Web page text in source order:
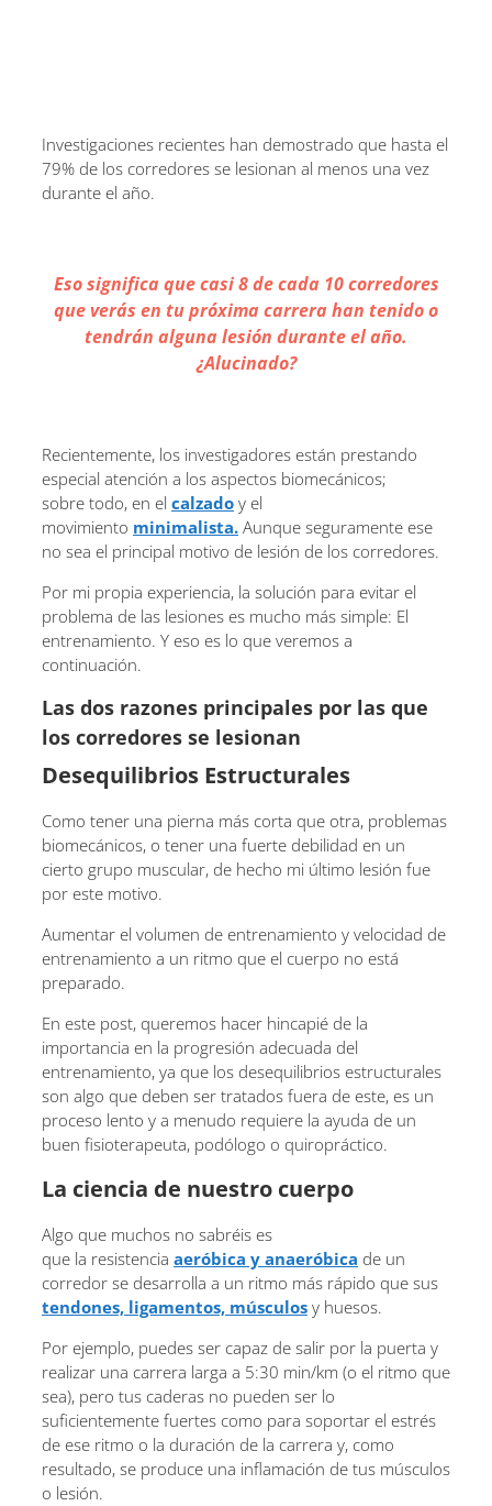
Investigaciones recientes han demostrado que hasta el
79% de los corredores se lesionan al menos una vez
durante el año.
Eso significa que casi 8 de cada 10 corredores
que verás en tu próxima carrera han tenido o
tendrán alguna lesión durante el año.
¿Alucinado?
Recientemente, los investigadores están prestando
especial atención a los aspectos biomecánicos;
sobre todo, en el calzado y el
movimiento minimalista. Aunque seguramente ese
no sea el principal motivo de lesión de los corredores.
Por mi propia experiencia, la solución para evitar el
problema de las lesiones es mucho más simple: El
entrenamiento. Y eso es lo que veremos a
continuación.
Las dos razones principales por las que
los corredores se lesionan
Desequilibrios Estructurales
Como tener una pierna más corta que otra, problemas
biomecánicos, o tener una fuerte debilidad en un
cierto grupo muscular, de hecho mi último lesión fue
por este motivo.
Aumentar el volumen de entrenamiento y velocidad de
entrenamiento a un ritmo que el cuerpo no está
preparado.
En este post, queremos hacer hincapié de la
importancia en la progresión adecuada del
entrenamiento, ya que los desequilibrios estructurales
son algo que deben ser tratados fuera de este, es un
proceso lento y a menudo requiere la ayuda de un
buen fisioterapeuta, podólogo o quiropráctico.
La ciencia de nuestro cuerpo
Algo que muchos no sabréis es
que la resistencia aeróbica y anaeróbica de un
corredor se desarrolla a un ritmo más rápido que sus
tendones, ligamentos, músculos y huesos.
Por ejemplo, puedes ser capaz de salir por la puerta y
realizar una carrera larga a 5:30 min/km (o el ritmo que
sea), pero tus caderas no pueden ser lo
suficientemente fuertes como para soportar el estrés
de ese ritmo o la duración de la carrera y, como
resultado, se produce una inflamación de tus músculos
o lesión.